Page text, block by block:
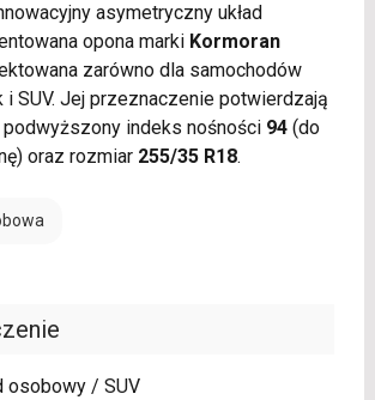
asymetryczny układ
opona marki Kormoran
zarówno dla samochodów
i SUV. Jej przeznaczenie potwierdzają
indeks nośności 94(do
oraz rozmiar 255/35 R18.
osobowy / SUV